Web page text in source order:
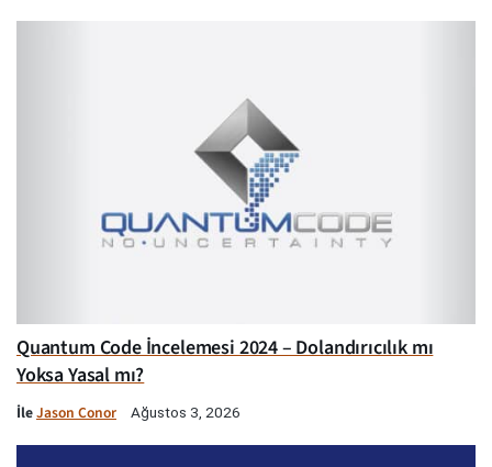
Quantum Code İncelemesi 2024 – Dolandırıcılık mı
Yoksa Yasal mı?
İleJason Conor Ağustos 3, 2026